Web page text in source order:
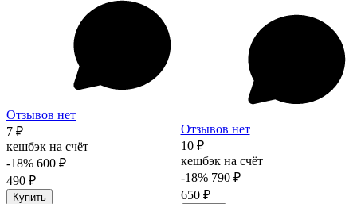
Отзывов нет
7 ₽
кешбэк на счёт
-18% 600 ₽
490 ₽
Купить
Отзывов нет
10 ₽
кешбэк на счёт
-18% 790 ₽
650 ₽